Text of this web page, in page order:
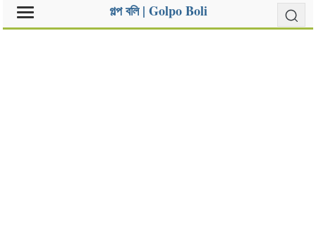
গল্প বলি | Golpo Boli